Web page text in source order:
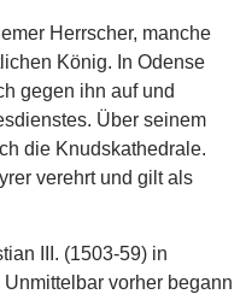
Herrscher, manche
König. In Odense
gegen ihn auf und
Über seinem
die Knudskathedrale.
verehrt und gilt als
III. (1503-59) in
vorher begann